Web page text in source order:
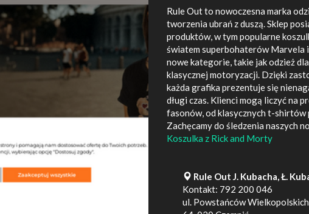
Rule Out to nowoczesna marka
tworzenia ubrań z duszą. Sklep
produktów, w tym popularne
światem superbohaterów Marvela
nowe kategorie, takie jak odzież
klasycznej motoryzacji. Dzięki
każda grafika prezentuje się
długi czas. Klienci mogą liczyć na
fasonów, od klasycznych t-shirtów
Zachęcamy do śledzenia naszych
Koszulka z Rick and Morty
Rule Out J. Kubacha, Ł.
Kontakt: 792 200 046
ul. Powstańców